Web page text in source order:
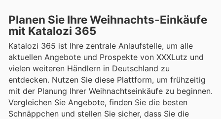
Planen Sie Ihre Weihnachts-Einkäufe
mit Katalozi 365
Katalozi 365 ist Ihre zentrale Anlaufstelle, um alle
aktuellen Angebote und Prospekte von XXXLutz und
vielen weiteren Händlern in Deutschland zu
entdecken. Nutzen Sie diese Plattform, um frühzeitig
mit der Planung Ihrer Weihnachtseinkäufe zu beginnen.
Vergleichen Sie Angebote, finden Sie die besten
Schnäppchen und stellen Sie sicher, dass Sie die